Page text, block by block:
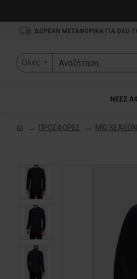
ΔΩΡΕΑΝ ΜΕΤΑΦΟΡΙΚΑ ΓΙΑ ΟΛΟ
Όλες
ΝΕΕΣ
ΠΡΟΣΦΟΡΕΣ MID